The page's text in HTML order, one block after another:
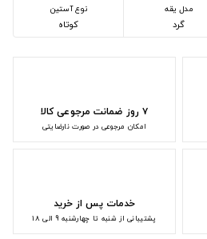
مدل یقه
گرد
نوع آستین
کوتاه
۷ روز ضمانت مرجوعی کالا
امکان مرجوعی در صورت نارضایتی
خدمات پس از خرید
پشتیبانی از شنبه تا چهارشنبه 9 الی 18